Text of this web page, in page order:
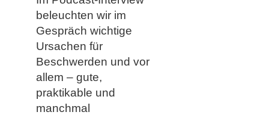
beleuchten wir im
Gespräch wichtige
Ursachen für
Beschwerden und vor
allem – gute,
praktikable und
manchmal